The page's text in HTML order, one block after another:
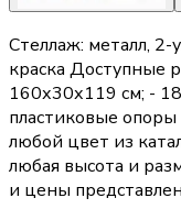
Стеллаж: металл, 2-
краска Доступные
160х30х119 см; -
пластиковые
любой цвет из
любая высота и
и цены